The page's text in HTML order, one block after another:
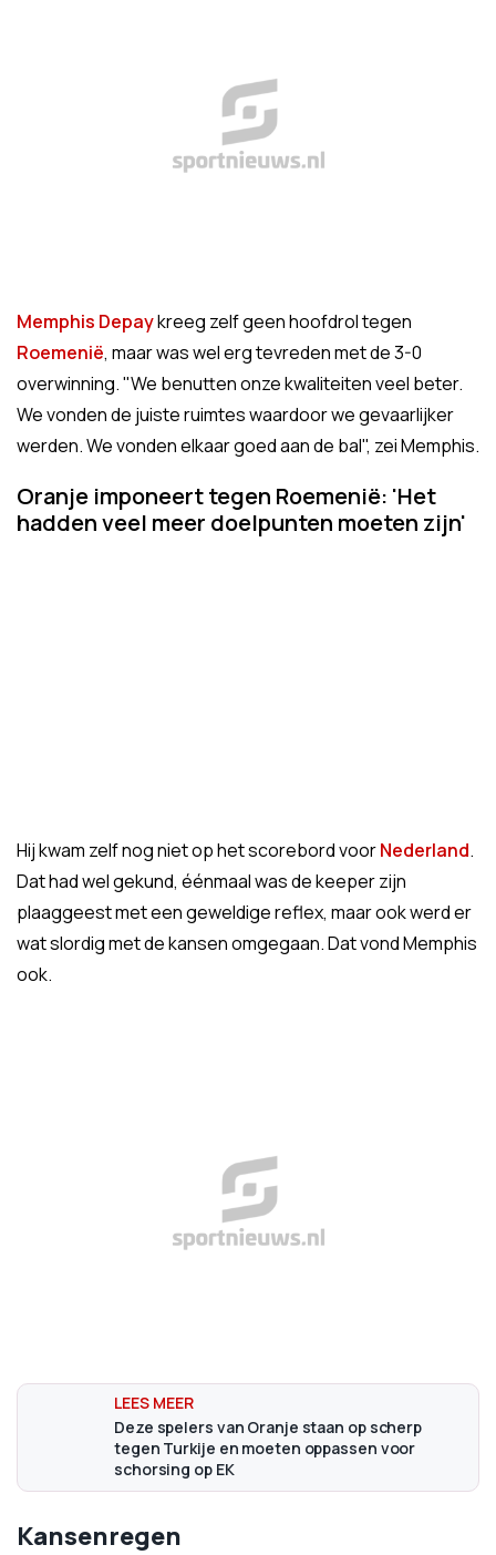
Memphis Depaykreeg zelf geen hoofdrol tegen
Roemenië, maar was wel erg tevreden met de 3-0
overwinning. "We benutten onze kwaliteiten veel beter.
We vonden de juiste ruimtes waardoor we gevaarlijker
werden. We vonden elkaar goed aan de bal", zei Memphis.
Oranje imponeert tegen Roemenië: 'Het
hadden veel meer doelpunten moeten zijn'
Hij kwam zelf nog niet op het scorebord voorNederland.
Dat had wel gekund, éénmaal was de keeper zijn
plaaggeest met een geweldige reflex, maar ook werd er
wat slordig met de kansen omgegaan. Dat vond Memphis
ook.
Deze spelers van Oranje staan op scherp
tegen Turkije en moeten oppassen voor
schorsing op EK
Kansenregen